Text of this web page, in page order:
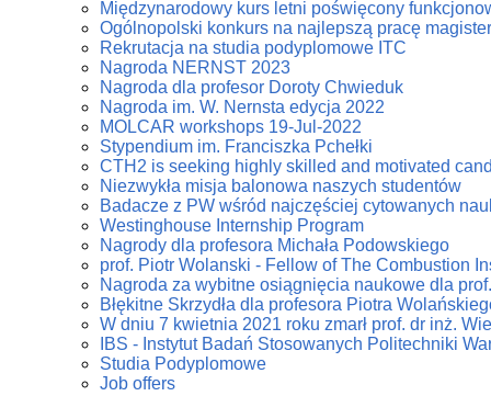
Międzynarodowy kurs letni poświęcony
Ogólnopolski konkurs na najlepszą pracę
Rekrutacja na studia podyplomowe ITC
Nagroda NERNST 2023
Nagroda dla profesor Doroty Chwieduk
Nagroda im. W. Nernsta edycja 2022
MOLCAR workshops 19-Jul-2022
Stypendium im. Franciszka Pchełki
CTH2 is seeking highly skilled and motivated
Niezwykła misja balonowa naszych studentów
Badacze z PW wśród najczęściej cytowanych
Westinghouse Internship Program
Nagrody dla profesora Michała Podowskiego
prof. Piotr Wolanski - Fellow of The Combustion
Nagroda za wybitne osiągnięcia naukowe dla
Błękitne Skrzydła dla profesora Piotra
W dniu 7 kwietnia 2021 roku zmarł prof. dr inż.
IBS - Instytut Badań Stosowanych Politechniki
Studia Podyplomowe
Job offers